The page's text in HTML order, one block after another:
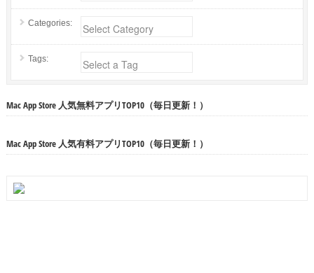
Categories:
Tags:
Mac App Store 人気無料アプリTOP10（毎日更新！）
Mac App Store 人気有料アプリTOP10（毎日更新！）